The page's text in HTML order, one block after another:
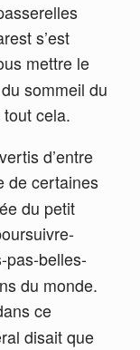
s’est
mettre le
sommeil du
cela.
d’entre
de certaines
du petit
pas-belles-
du monde.
ce
disait que